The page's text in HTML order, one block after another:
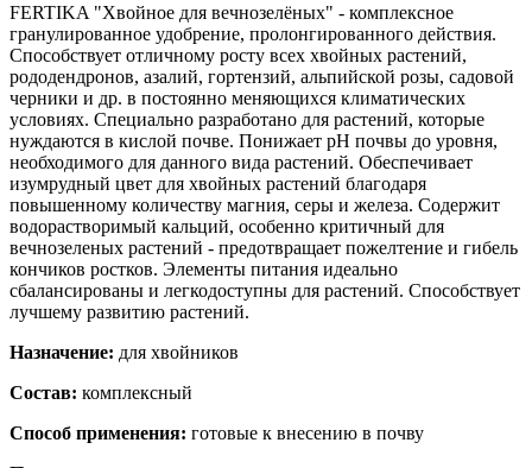
FERTIKA "Хвойное для вечнозелёных" - комплексное
гранулированное удобрение, пролонгированного действия.
Способствует отличному росту всех хвойных растений,
рододендронов, азалий, гортензий, альпийской розы, садовой
черники и др. в постоянно меняющихся климатических
условиях. Специально разработано для растений, которые
нуждаются в кислой почве. Понижает рН почвы до уровня,
необходимого для данного вида растений. Обеспечивает
изумрудный цвет для хвойных растений благодаря
повышенному количеству магния, серы и железа. Содержит
водорастворимый кальций, особенно критичный для
вечнозеленых растений - предотвращает пожелтение и гибель
кончиков ростков. Элементы питания идеально
сбалансированы и легкодоступны для растений. Способствует
лучшему развитию растений.
Назначение: для хвойников
Состав: комплексный
Способ применения: готовые к внесению в почву